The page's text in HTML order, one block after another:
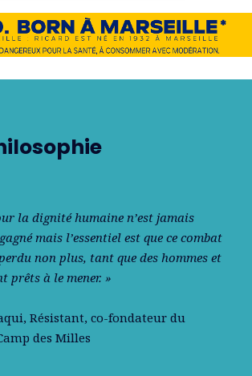
la dignité humaine n’est jamais
mais l’essentiel est que ce combat
non plus, tant que des hommes et
prêts à le mener. »
, Résistant, co-fondateur du
des Milles